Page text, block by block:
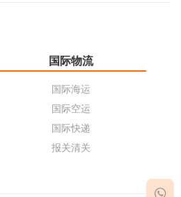
国际物流
国际海运
国际空运
国际快递
报关清关